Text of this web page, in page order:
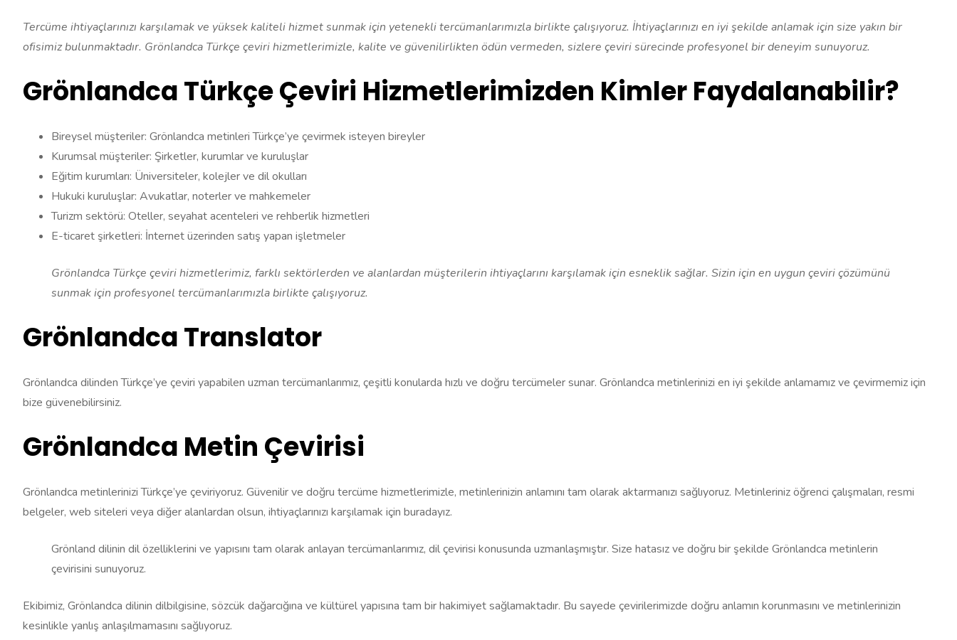
Tercüme ihtiyaçlarınızı karşılamak ve yüksek kaliteli hizmet sunmak için yetenekli tercümanlarımızla birlikte çalışıyoruz. İhtiyaçlarınızı en iyi şekilde anlamak için size yakın bir
ofisimiz bulunmaktadır. Grönlandca Türkçe çeviri hizmetlerimizle, kalite ve güvenilirlikten ödün vermeden, sizlere çeviri sürecinde profesyonel bir deneyim sunuyoruz.
Grönlandca Türkçe Çeviri Hizmetlerimizden Kimler Faydalanabilir?
Bireysel müşteriler: Grönlandca metinleri Türkçe’ye çevirmek isteyen bireyler
Kurumsal müşteriler: Şirketler, kurumlar ve kuruluşlar
Eğitim kurumları: Üniversiteler, kolejler ve dil okulları
Hukuki kuruluşlar: Avukatlar, noterler ve mahkemeler
Turizm sektörü: Oteller, seyahat acenteleri ve rehberlik hizmetleri
E-ticaret şirketleri: İnternet üzerinden satış yapan işletmeler
Grönlandca Türkçe çeviri hizmetlerimiz, farklı sektörlerden ve alanlardan müşterilerin ihtiyaçlarını karşılamak için esneklik sağlar. Sizin için en uygun çeviri çözümünü
sunmak için profesyonel tercümanlarımızla birlikte çalışıyoruz.
Grönlandca Translator
Grönlandca dilinden Türkçe’ye çeviri yapabilen uzman tercümanlarımız, çeşitli konularda hızlı ve doğru tercümeler sunar. Grönlandca metinlerinizi en iyi şekilde anlamamız ve çevirmemiz için
bize güvenebilirsiniz.
Grönlandca Metin Çevirisi
Grönlandca metinlerinizi Türkçe’ye çeviriyoruz. Güvenilir ve doğru tercüme hizmetlerimizle, metinlerinizin anlamını tam olarak aktarmanızı sağlıyoruz. Metinleriniz öğrenci çalışmaları, resmi
belgeler, web siteleri veya diğer alanlardan olsun, ihtiyaçlarınızı karşılamak için buradayız.
Grönland dilinin dil özelliklerini ve yapısını tam olarak anlayan tercümanlarımız, dil çevirisi konusunda uzmanlaşmıştır. Size hatasız ve doğru bir şekilde Grönlandca metinlerin
çevirisini sunuyoruz.
Ekibimiz, Grönlandca dilinin dilbilgisine, sözcük dağarcığına ve kültürel yapısına tam bir hakimiyet sağlamaktadır. Bu sayede çevirilerimizde doğru anlamın korunmasını ve metinlerinizin
kesinlikle yanlış anlaşılmamasını sağlıyoruz.